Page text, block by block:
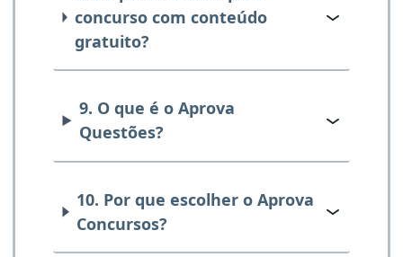
concurso com conteúdo
gratuito?
9. O que é o Aprova
Questões?
10. Por que escolher o Aprova
Concursos?